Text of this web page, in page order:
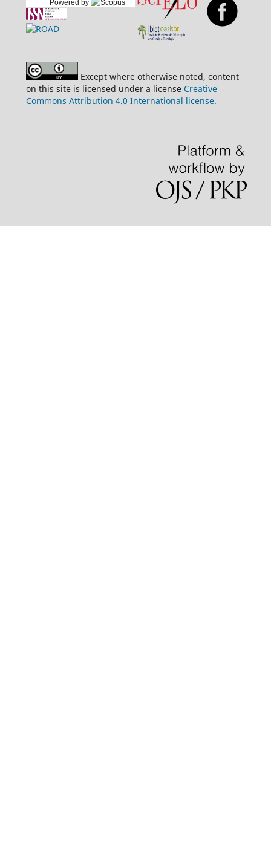
Powered by
Except where otherwise noted, content
on this site is licensed under a license Creative
Commons Attribution 4.0 International license.